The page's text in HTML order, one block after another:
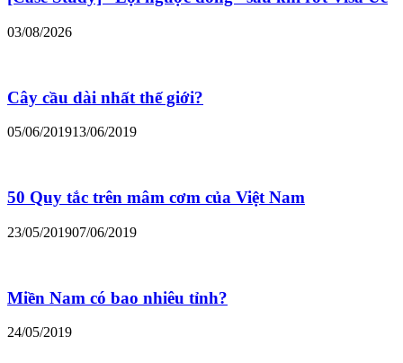
03/08/2026
Cây cầu dài nhất thế giới?
05/06/201913/06/2019
50 Quy tắc trên mâm cơm của Việt Nam
23/05/201907/06/2019
Miền Nam có bao nhiêu tỉnh?
24/05/2019